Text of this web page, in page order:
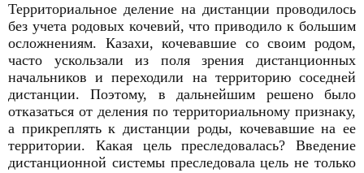
Территориальное деление на дистанции проводилось
без учета родовых кочевий, что приводило к большим
осложнениям. Казахи, кочевавшие со своим родом,
часто ускользали из поля зрения дистанционных
начальников и переходили на территорию соседней
дистанции. Поэтому, в дальнейшим решено было
отказаться от деления по территориальному признаку,
а прикреплять к дистанции роды, кочевавшие на ее
территории. Какая цель преследовалась? Введение
дистанционной системы преследовала цель не только